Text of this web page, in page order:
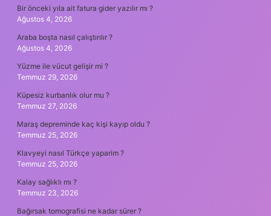
Bir önceki yıla ait fatura gider yazılır mı ?
Ağustos 4, 2026
Araba boşta nasıl çalıştırılır ?
Ağustos 4, 2026
Yüzme ile vücut gelişir mi ?
Temmuz 29, 2026
Küpesiz kurbanlık olur mu ?
Temmuz 27, 2026
Maraş depreminde kaç kişi kayıp oldu ?
Temmuz 25, 2026
Klavyeyi nasıl Türkçe yaparim ?
Temmuz 25, 2026
Kalay sağlıklı mı ?
Temmuz 23, 2026
Bağırsak tomografisi ne kadar sürer ?